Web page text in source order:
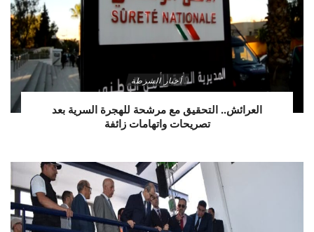
أخبار الشرطة
العرائش.. التحقيق مع مرشحة للهجرة السرية بعد
تصريحات واتهامات زائفة